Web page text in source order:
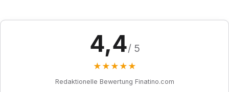
4,4/ 5
★ ★ ★ ★ ★
Redaktionelle Bewertung Finatino.com